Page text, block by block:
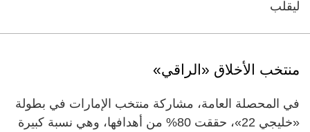
ليقلب
منتخب الأخلاق «الراقي»
في المحصلة العامة، مشاركة منتخب الإمارات في بطولة
«خليجي 22»، حققت 80% من أهدافها، وهي نسبة كبيرة